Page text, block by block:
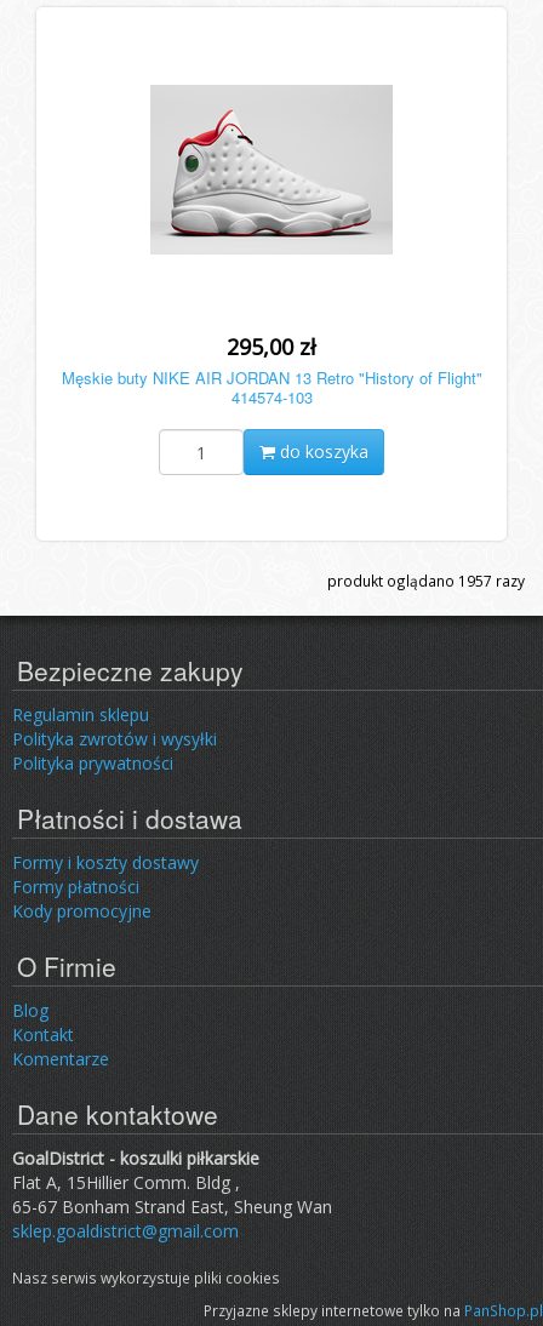
295,00 zł
Męskie buty NIKE AIR JORDAN 13 Retro "History of Flight"
414574-103
do koszyka
produkt oglądano 1957 razy
Bezpieczne zakupy
Regulamin sklepu
Polityka zwrotów i wysyłki
Polityka prywatności
Płatności i dostawa
Formy i koszty dostawy
Formy płatności
Kody promocyjne
O Firmie
Blog
Kontakt
Komentarze
Dane kontaktowe
GoalDistrict - koszulki piłkarskie
Flat A, 15Hillier Comm. Bldg ,
65-67 Bonham Strand East, Sheung Wan
sklep.goaldistrict@gmail.com
Nasz serwis wykorzystuje pliki cookies
Przyjazne sklepy internetowe tylko na PanShop.pl